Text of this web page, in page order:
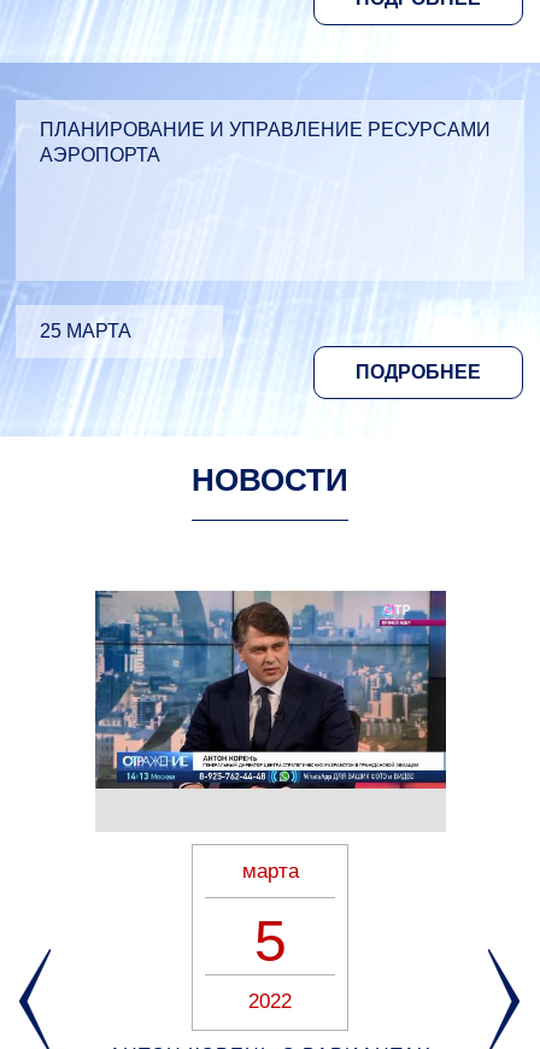
ПЛАНИРОВАНИЕ И УПРАВЛЕНИЕ РЕСУРСАМИ
АЭРОПОРТА
25 МАРТА
ПОДРОБНЕЕ
НОВОСТИ
марта
5
2022